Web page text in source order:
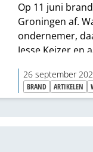
Op 11 juni
Groningen af.
ondernemer,
Jesse Keizer en
26 september
BRAND ARTIKELEN